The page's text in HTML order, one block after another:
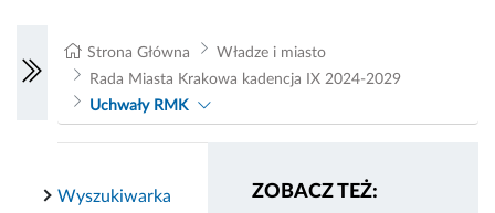
Strona Główna
Władze i miasto
Rada Miasta Krakowa kadencja IX 2024-2029
Uchwały RMK
ZOBACZ TEŻ:
Wyszukiwarka